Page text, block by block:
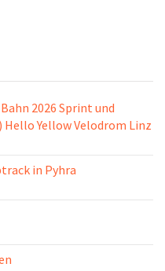
2026 Sprint und
Hello Yellow Velodrom Linz
in Pyhra